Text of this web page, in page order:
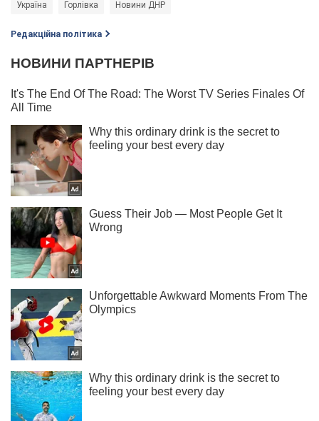
Україна Горлівка Новини ДНР
Редакційна політика